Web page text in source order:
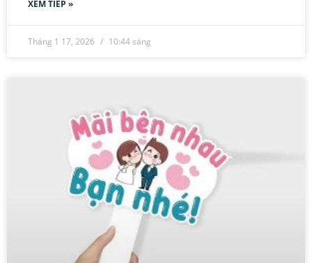
XEM TIẾP »
Tháng 1 17, 2026 10:44 sáng